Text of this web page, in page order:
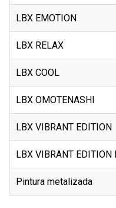
LBX EMOTION
LBX RELAX
LBX COOL
LBX OMOTENASHI
LBX VIBRANT EDITION
LBX VIBRANT EDITION
Pintura metalizada